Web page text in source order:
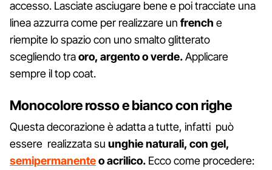
accesso. Lasciate asciugare bene e poi tracciate una
linea azzurra come per realizzare un french e
riempite lo spazio con uno smalto glitterato
scegliendo traoro, argento o verde.Applicare
sempre il top coat.
Monocolore rosso e bianco con righe
Questa decorazione è adatta a tutte, infatti può
essere realizzata su unghie naturali, con gel,
semipermanenteo acrilico. Ecco come procedere: